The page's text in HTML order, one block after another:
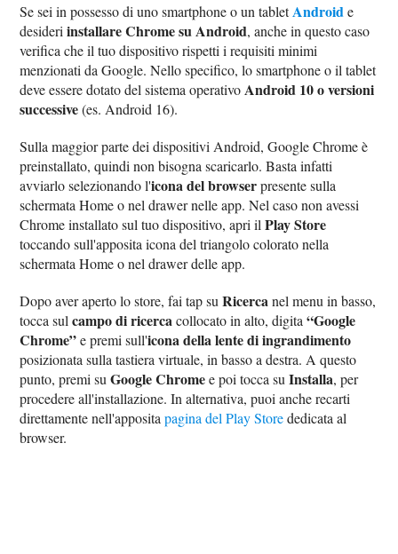
Se sei in possesso di uno smartphone o un tabletAndroide
desideriinstallare Chrome su Android, anche in questo caso
verifica che il tuo dispositivo rispetti i requisiti minimi
menzionati da Google. Nello specifico, lo smartphone o il tablet
deve essere dotato del sistema operativo Android 10 o versioni
successive(es. Android 16).
Sulla maggior parte dei dispositivi Android, Google Chrome è
preinstallato, quindi non bisogna scaricarlo. Basta infatti
avviarlo selezionando l'icona del browserpresente sulla
schermata Home o nel drawer nelle app. Nel caso non avessi
Chrome installato sul tuo dispositivo, apri ilPlay Store
toccando sull'apposita icona del triangolo colorato nella
schermata Home o nel drawer delle app.
Dopo aver aperto lo store, fai tap suRicercanel menu in basso,
tocca sulcampo di ricercacollocato in alto, digita“Google
Chrome”e premi sull'icona della lente di ingrandimento
posizionata sulla tastiera virtuale, in basso a destra. A questo
punto, premi suGoogle Chromee poi tocca suInstalla, per
procedere all'installazione. In alternativa, puoi anche recarti
direttamente nell'appositapagina del Play Storededicata al
browser.